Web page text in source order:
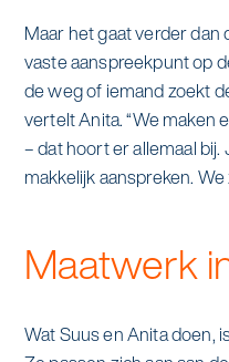
Maar het gaat verder dan
vaste aanspreekpunt op
de weg of iemand zoekt
vertelt Anita. “We maken
– dat hoort er allemaal
makkelijk aanspreken.
Maatwerk
Wat Suus en Anita doen,